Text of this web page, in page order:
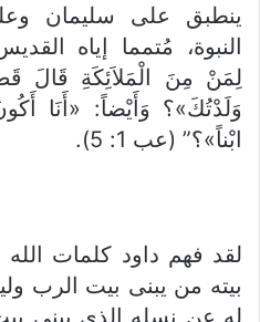
ينطبق على سليمان
النبوة، مُتمما إياه
لِمَنْ مِنَ الْمَلاَئِكَةِ قَالَ
وَلَدْتُكَ»؟ وَأَيْضاً: «أَنَا
ابْناً»؟” (عب 1: 5).
لقد فهم داود كلمات
بيته من يبنى بيت الرب
له عن نسله الذي يبنى